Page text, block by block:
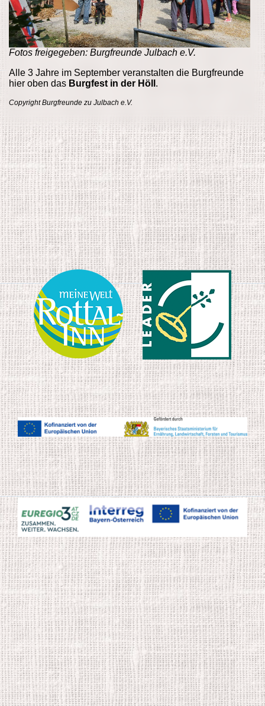
Fotos freigegeben: Burgfreunde Julbach e.V.
Alle 3 Jahre im September veranstalten die Burgfreunde
hier oben das Burgfest in der Höll .
Copyright Burgfreunde zu Julbach e.V.